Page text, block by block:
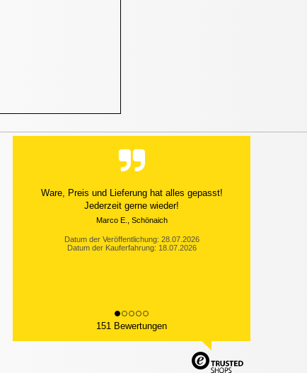
Ware, Preis und Lieferung hat alles gepasst!
Jederzeit gerne wieder!
Marco E., Schönaich
Datum der Veröffentlichung: 28.07.2026
Datum der Kauferfahrung: 18.07.2026
151 Bewertungen